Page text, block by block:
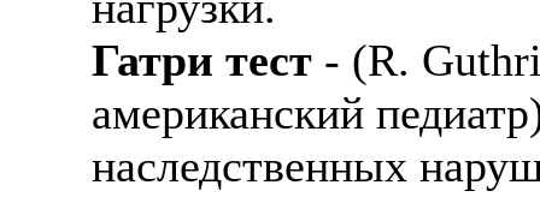
Гатри тест - (R.
американский
наследственных